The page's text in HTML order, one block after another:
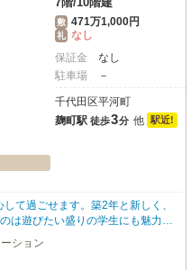
敷 471万1,000円
礼 なし
保証金
なし
駐車場
－
千代田区平河町
麹町駅 徒歩3分 他 駅近!
て過ごせます。築2年と新しく、
は遊びたい盛りの学生にも魅力的
ション